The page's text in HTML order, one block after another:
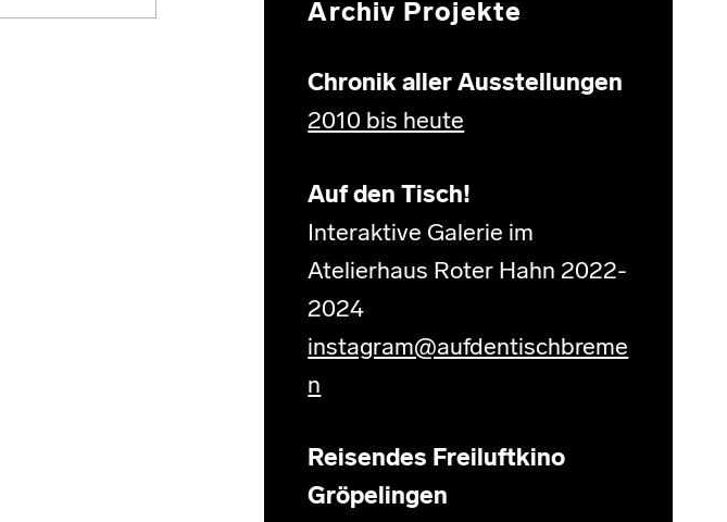
Archiv Projekte
Chronik aller Ausstellungen
2010 bis heute
Auf den Tisch!
Interaktive Galerie im
Atelierhaus Roter Hahn 2022-
2024
instagram@aufdentischbreme
n
Reisendes Freiluftkino
Gröpelingen